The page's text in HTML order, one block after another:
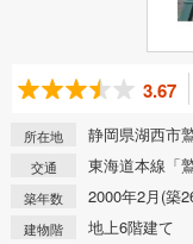
3.67
所在地 静岡県湖西市
交通 東海道本線
築年数 2000年2月(築
建物階 地上6階建て